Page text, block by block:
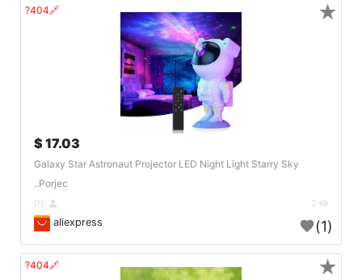
🔗404?
17.03 $
Galaxy Star Astronaut Projector LED Night Light Starry Sky
Porjec..
aliexpress (1)
★
🔗404? ★